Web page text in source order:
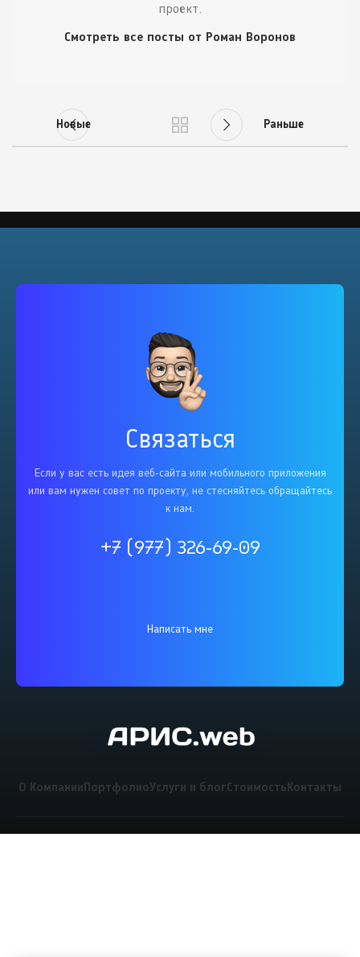
проект.
Смотреть все посты от Роман Воронов
Новые Раньше
Связаться
Если у вас есть идея веб-сайта или мобильного приложения
или вам нужен совет по проекту, не стесняйтесь обращайтесь
к нам.
+7 (977) 326-69-09
Написать мне
О Компании ПортфолиоУслуги и блогСтоимость Контакты